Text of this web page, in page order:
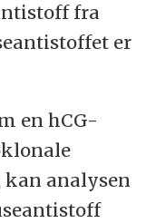
fra
er
en hCG-
kan analysen